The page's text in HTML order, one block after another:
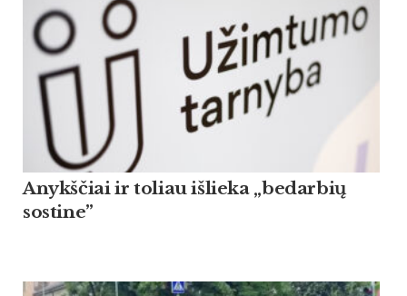
Anykščiai ir toliau išlieka „bedarbių
sostine”